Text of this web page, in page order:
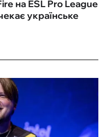
на ESL Pro League
українське